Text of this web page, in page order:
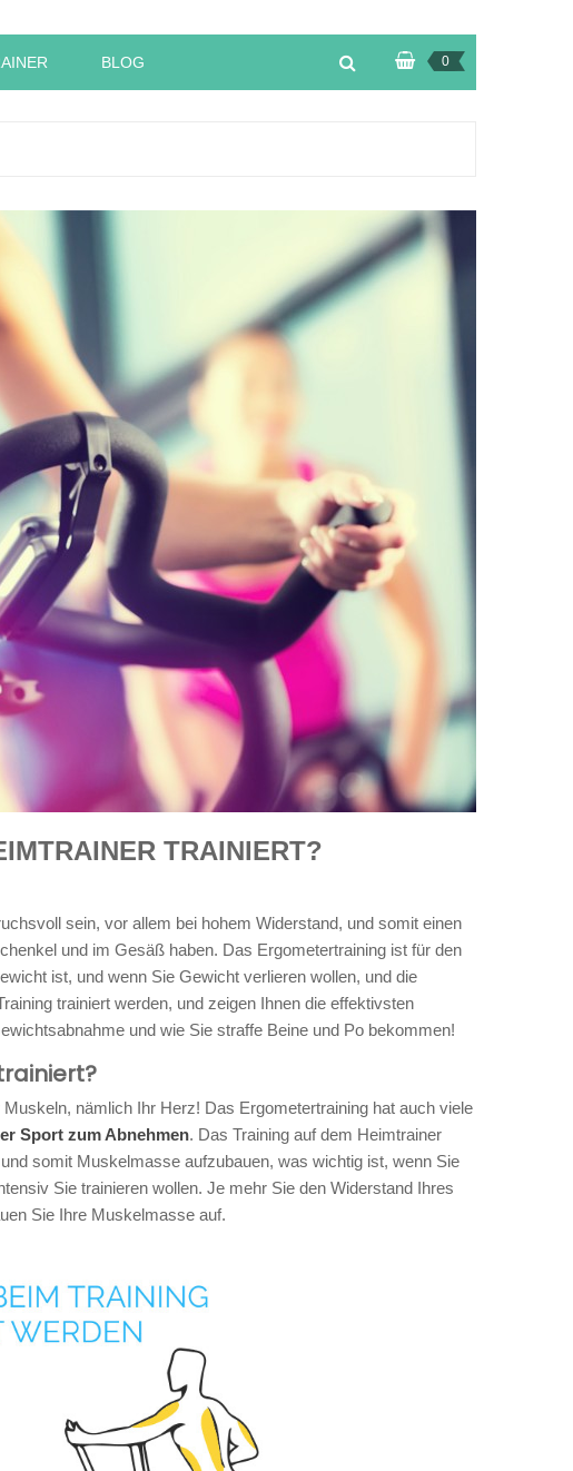
0
BLOG
TRAINIERT?
sein, vor allem bei hohem Widerstand, und somit einen
und im Gesäß haben. Das Ergometertraining ist für den
ist, und wenn Sie Gewicht verlieren wollen, und die
trainiert werden, und zeigen Ihnen die effektivsten
und wie Sie straffe Beine und Po bekommen!
nämlich Ihr Herz! Das Ergometertraining hat auch viele
Sport zum Abnehmen. Das Training auf dem Heimtrainer
somit Muskelmasse aufzubauen, was wichtig ist, wenn Sie
Sie trainieren wollen. Je mehr Sie den Widerstand Ihres
Sie Ihre Muskelmasse auf.